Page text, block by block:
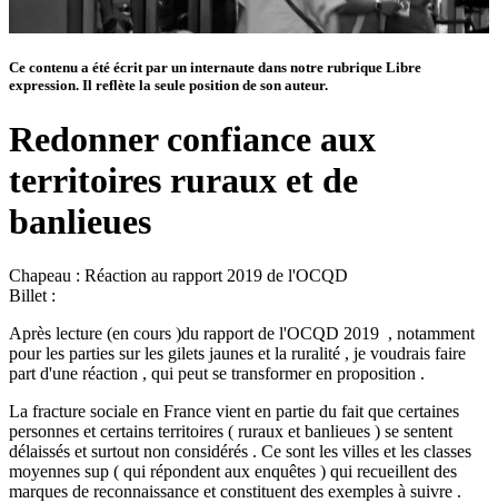
Ce contenu a été écrit par un internaute dans notre rubrique Libre
expression. Il reflète la seule position de son auteur.
Redonner confiance aux
territoires ruraux et de
banlieues
Chapeau : Réaction au rapport 2019 de l'OCQD
Billet :
Après lecture (en cours )du rapport de l'OCQD 2019 , notamment
pour les parties sur les gilets jaunes et la ruralité , je voudrais faire
part d'une réaction , qui peut se transformer en proposition .
La fracture sociale en France vient en partie du fait que certaines
personnes et certains territoires ( ruraux et banlieues ) se sentent
délaissés et surtout non considérés . Ce sont les villes et les classes
moyennes sup ( qui répondent aux enquêtes ) qui recueillent des
marques de reconnaissance et constituent des exemples à suivre .